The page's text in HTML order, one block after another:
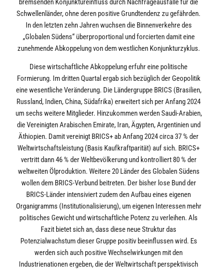
bremsenden Konjunktureinfluss durch Nachfrageausfälle für die
Schwellenländer, ohne deren positive Grundtendenz zu gefährden.
In den letzten zehn Jahren wuchsen die Binnenverkehre des
„Globalen Südens“ überproportional und forcierten damit eine
zunehmende Abkoppelung von dem westlichen Konjunkturzyklus.
Diese wirtschaftliche Abkoppelung erfuhr eine politische
Formierung. Im dritten Quartal ergab sich bezüglich der Geopolitik
eine wesentliche Veränderung. Die Ländergruppe BRICS (Brasilien,
Russland, Indien, China, Südafrika) erweitert sich per Anfang 2024
um sechs weitere Mitglieder. Hinzukommen werden Saudi-Arabien,
die Vereinigten Arabischen Emirate, Iran, Ägypten, Argentinien und
Äthiopien. Damit vereinigt BRICS+ ab Anfang 2024 circa 37 % der
Weltwirtschaftsleistung (Basis Kaufkraftparität) auf sich. BRICS+
vertritt dann 46 % der Weltbevölkerung und kontrolliert 80 % der
weltweiten Ölproduktion. Weitere 20 Länder des Globalen Südens
wollen dem BRICS-Verbund beitreten. Der bisher lose Bund der
BRICS-Länder intensiviert zudem den Aufbau eines eigenen
Organigramms (Institutionalisierung), um eigenen Interessen mehr
politisches Gewicht und wirtschaftliche Potenz zu verleihen. Als
Fazit bietet sich an, dass diese neue Struktur das
Potenzialwachstum dieser Gruppe positiv beeinflussen wird. Es
werden sich auch positive Wechselwirkungen mit den
Industrienationen ergeben, die der Weltwirtschaft perspektivisch